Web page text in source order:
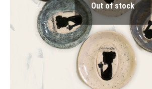
Out of stock